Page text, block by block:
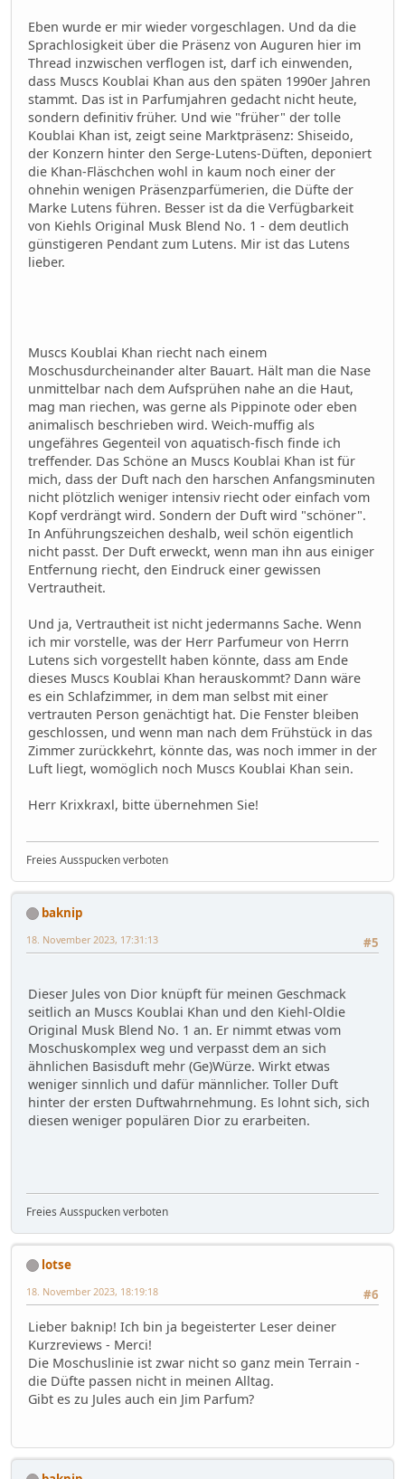
Eben wurde er mir wieder vorgeschlagen. Und da die
Sprachlosigkeit über die Präsenz von Auguren hier im
Thread inzwischen verflogen ist, darf ich einwenden,
dass Muscs Koublai Khan aus den späten 1990er Jahren
stammt. Das ist in Parfumjahren gedacht nicht heute,
sondern definitiv früher. Und wie "früher" der tolle
Koublai Khan ist, zeigt seine Marktpräsenz: Shiseido,
der Konzern hinter den Serge-Lutens-Düften, deponiert
die Khan-Fläschchen wohl in kaum noch einer der
ohnehin wenigen Präsenzparfümerien, die Düfte der
Marke Lutens führen. Besser ist da die Verfügbarkeit
von Kiehls Original Musk Blend No. 1 - dem deutlich
günstigeren Pendant zum Lutens. Mir ist das Lutens
lieber.
Muscs Koublai Khan riecht nach einem
Moschusdurcheinander alter Bauart. Hält man die Nase
unmittelbar nach dem Aufsprühen nahe an die Haut,
mag man riechen, was gerne als Pippinote oder eben
animalisch beschrieben wird. Weich-muffig als
ungefähres Gegenteil von aquatisch-fisch finde ich
treffender. Das Schöne an Muscs Koublai Khan ist für
mich, dass der Duft nach den harschen Anfangsminuten
nicht plötzlich weniger intensiv riecht oder einfach vom
Kopf verdrängt wird. Sondern der Duft wird "schöner".
In Anführungszeichen deshalb, weil schön eigentlich
nicht passt. Der Duft erweckt, wenn man ihn aus einiger
Entfernung riecht, den Eindruck einer gewissen
Vertrautheit.
Und ja, Vertrautheit ist nicht jedermanns Sache. Wenn
ich mir vorstelle, was der Herr Parfumeur von Herrn
Lutens sich vorgestellt haben könnte, dass am Ende
dieses Muscs Koublai Khan herauskommt? Dann wäre
es ein Schlafzimmer, in dem man selbst mit einer
vertrauten Person genächtigt hat. Die Fenster bleiben
geschlossen, und wenn man nach dem Frühstück in das
Zimmer zurückkehrt, könnte das, was noch immer in der
Luft liegt, womöglich noch Muscs Koublai Khan sein.
Herr Krixkraxl, bitte übernehmen Sie!
Freies Ausspucken verboten
baknip
#5
18. November 2023, 17:31:13
Dieser Jules von Dior knüpft für meinen Geschmack
seitlich an Muscs Koublai Khan und den Kiehl-Oldie
Original Musk Blend No. 1 an. Er nimmt etwas vom
Moschuskomplex weg und verpasst dem an sich
ähnlichen Basisduft mehr (Ge)Würze. Wirkt etwas
weniger sinnlich und dafür männlicher. Toller Duft
hinter der ersten Duftwahrnehmung. Es lohnt sich, sich
diesen weniger populären Dior zu erarbeiten.
Freies Ausspucken verboten
lotse
#6
18. November 2023, 18:19:18
Lieber baknip! Ich bin ja begeisterter Leser deiner
Kurzreviews - Merci!
Die Moschuslinie ist zwar nicht so ganz mein Terrain -
die Düfte passen nicht in meinen Alltag.
Gibt es zu Jules auch ein Jim Parfum?